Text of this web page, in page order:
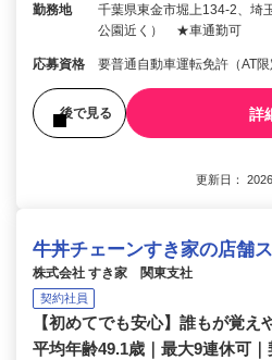
勤務地
千葉県東金市堀上134-2、埼
公園近く） ★車通勤可
応募資格 要普通自動車運転免許（AT
後で見る 詳
更新日：
牛丼チェーンすき家の店舗
株式会社 すき家 関東支社
契約社員
【初めてでも安心】誰もが覚え
平均年齢49.1歳｜最大9連休可｜